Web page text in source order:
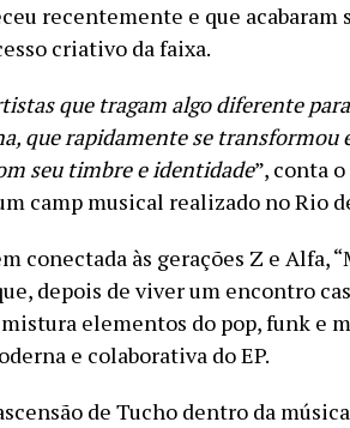
recentemente e que acabaram
criativo da faixa.
que tragam algo diferente
que rapidamente se transformou
seu timbre e identidade”, conta
camp musical realizado no Rio
conectada às gerações Z e Alfa,
depois de viver um encontro
elementos do pop, funk e
e colaborativa do EP.
de Tucho dentro da